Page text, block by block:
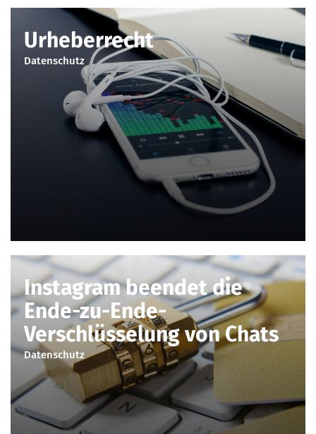
Urheberrecht
Datenschutz
Instagram beendet die
Ende-zu-Ende-
Verschlüsselung von Chats
Datenschutz